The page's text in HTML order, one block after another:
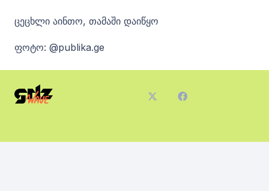
ცეცხლი აინთო, თამაში დაიწყო
ფოტო: @publika.ge